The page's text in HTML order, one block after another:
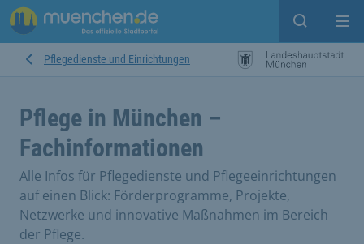
Suche
Pflegedienste und Einrichtungen
Pflege in München –
Fachinformationen
Alle Infos für Pflegedienste und Pflegeeinrichtungen
auf einen Blick: Förderprogramme, Projekte,
Netzwerke und innovative Maßnahmen im Bereich
der Pflege.